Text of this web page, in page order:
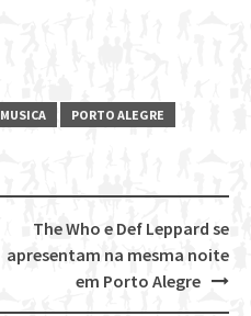
MUSICA
PORTO ALEGRE
The Who e Def Leppard se
apresentam na mesma noite
em Porto Alegre